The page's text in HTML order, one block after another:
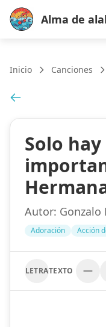
Alma de
Inicio Canciones
Solo
Autor: Gonzalo
Adoración Acción
LETRATEXTO